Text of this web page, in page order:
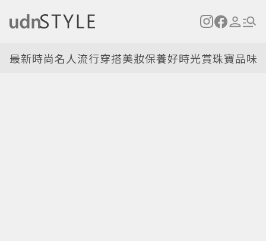
最新時尚名人流行穿搭美妝保養好時光賞珠寶品味